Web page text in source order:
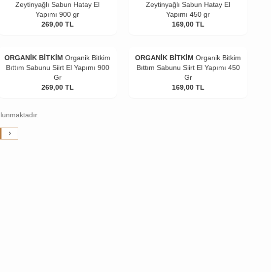
Zeytinyağlı Sabun Hatay El
Yapımı 900 gr
269,00 TL
Zeytinyağlı Sabun Hatay El
Yapımı 450 gr
169,00 TL
ORGANİK BİTKİM Organik Bitkim
Bıttım Sabunu Siirt El Yapımı 900
Gr
269,00 TL
ORGANİK BİTKİM Organik Bitkim
Bıttım Sabunu Siirt El Yapımı 450
Gr
169,00 TL